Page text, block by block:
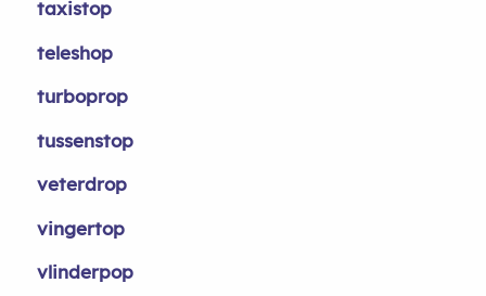
taxistop
teleshop
turboprop
tussenstop
veterdrop
vingertop
vlinderpop